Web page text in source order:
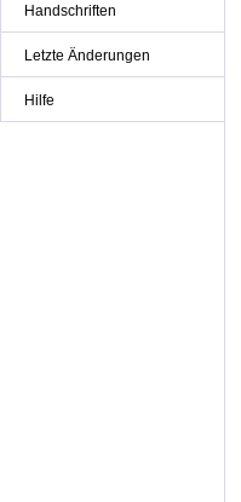
Handschriften
Letzte Änderungen
Hilfe